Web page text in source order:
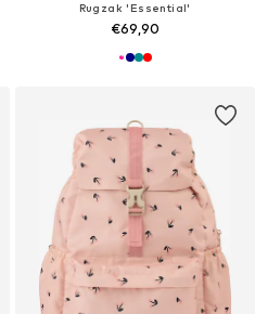
Rugzak 'Essential'
€69,90